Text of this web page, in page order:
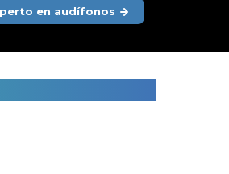
en audífonos
en Peñíscola